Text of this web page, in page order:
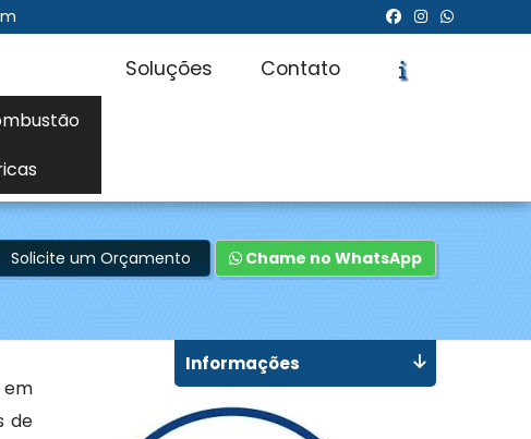
Soluções Contato
Solicite um Orçamento Chame no WhatsApp
de
Informações